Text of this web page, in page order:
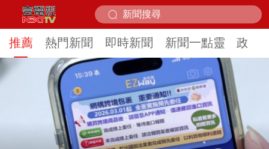
推薦 熱門新聞 即時新聞 新聞一點靈 政治